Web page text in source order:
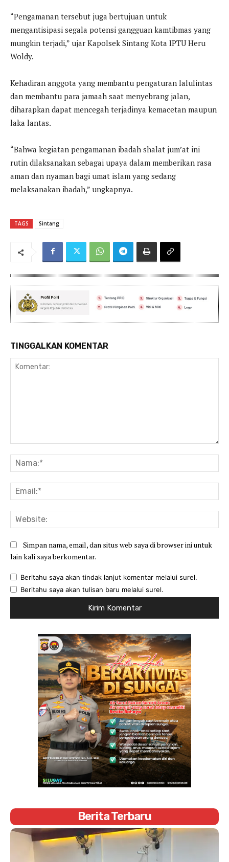
“Pengamanan tersebut juga bertujuan untuk
mengantisipasi segala potensi gangguan kamtibmas yang
mungkin terjadi,” ujar Kapolsek Sintang Kota IPTU Heru
Woldy.
Kehadiran anggota yang membantu pengaturan lalulintas
dan membantu para jamaah saat menyebrang jalan,
diharapkan dapat mencegah terjadinya kemacetan maupun
laka lantas.
“Bahwa kegiatan pengamanan ibadah shalat jum’at ini
rutin dilaksanakan sebagai upaya dalam memberikan rasa
aman dan nyaman bagi umat islam yang sedang
melaksanakan ibadah,” ungkapnya.
TAGS Sintang
TINGGALKAN KOMENTAR
Simpan nama, email, dan situs web saya di browser ini untuk
lain kali saya berkomentar.
Beritahu saya akan tindak lanjut komentar melalui surel.
Beritahu saya akan tulisan baru melalui surel.
Berita Terbaru